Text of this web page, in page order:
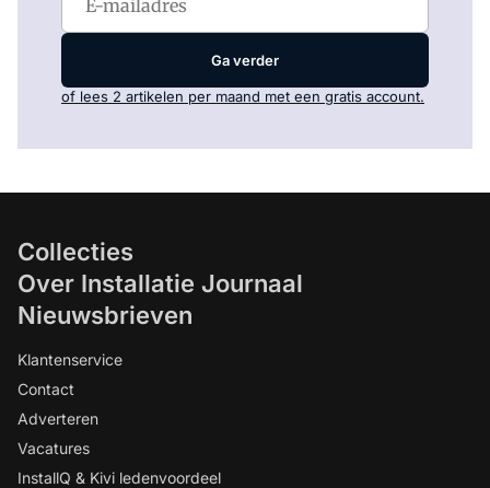
Ga verder
of lees 2 artikelen per maand met een gratis account.
Collecties
Over Installatie Journaal
Nieuwsbrieven
Klantenservice
Contact
Adverteren
Vacatures
InstallQ & Kivi ledenvoordeel